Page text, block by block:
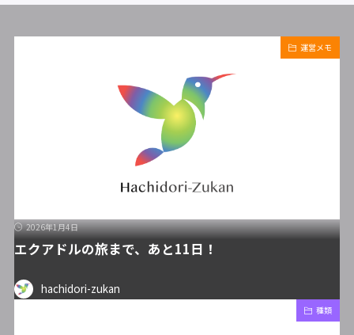
運営メモ
2026年1月4日
エクアドルの旅まで、あと11日！
hachidori-zukan
種類